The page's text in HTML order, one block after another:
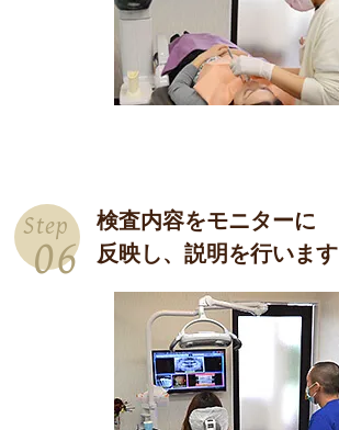
Step
06
検査内容をモニターに
反映し、説明を行います